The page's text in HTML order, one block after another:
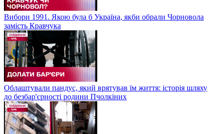
Вибори 1991. Якою була б Україна, якби обрали Чорновола
замість Кравчука
Облаштували пандус, який врятував їм життя: історія шляху
до безбар'єрності родини Пчолкіних